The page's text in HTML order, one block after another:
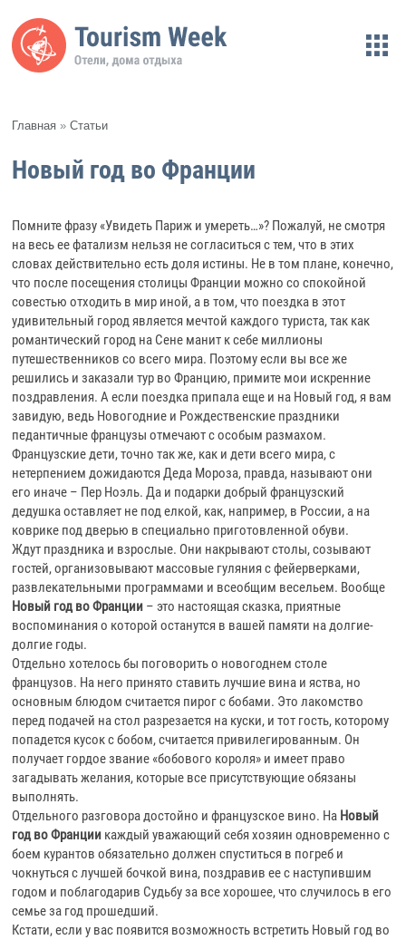
Главная »Статьи
Новый год во Франции
Помните фразу «Увидеть Париж и умереть…»? Пожалуй, не смотря
на весь ее фатализм нельзя не согласиться с тем, что в этих
словах действительно есть доля истины. Не в том плане, конечно,
что после посещения столицы Франции можно со спокойной
совестью отходить в мир иной, а в том, что поездка в этот
удивительный город является мечтой каждого туриста, так как
романтический город на Сене манит к себе миллионы
путешественников со всего мира. Поэтому если вы все же
решились и заказали тур во Францию, примите мои искренние
поздравления. А если поездка припала еще и на Новый год, я вам
завидую, ведь Новогодние и Рождественские праздники
педантичные французы отмечают с особым размахом.
Французские дети, точно так же, как и дети всего мира, с
нетерпением дожидаются Деда Мороза, правда, называют они
его иначе – Пер Ноэль. Да и подарки добрый французский
дедушка оставляет не под елкой, как, например, в России, а на
коврике под дверью в специально приготовленной обуви.
Ждут праздника и взрослые. Они накрывают столы, созывают
гостей, организовывают массовые гуляния с фейерверками,
развлекательными программами и всеобщим весельем. Вообще
Новый год во Франции – это настоящая сказка, приятные
воспоминания о которой останутся в вашей памяти на долгие-
долгие годы.
Отдельно хотелось бы поговорить о новогоднем столе
французов. На него принято ставить лучшие вина и яства, но
основным блюдом считается пирог с бобами. Это лакомство
перед подачей на стол разрезается на куски, и тот гость, которому
попадется кусок с бобом, считается привилегированным. Он
получает гордое звание «бобового короля» и имеет право
загадывать желания, которые все присутствующие обязаны
выполнять.
Отдельного разговора достойно и французское вино. На Новый
год во Франции каждый уважающий себя хозяин одновременно с
боем курантов обязательно должен спуститься в погреб и
чокнуться с лучшей бочкой вина, поздравив ее с наступившим
годом и поблагодарив Судьбу за все хорошее, что случилось в его
семье за год прошедший.
Кстати, если у вас появится возможность встретить Новый год во